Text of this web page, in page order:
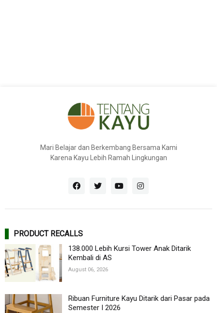
Mari Belajar dan Berkembang Bersama Kami
Karena Kayu Lebih Ramah Lingkungan
PRODUCT RECALLS
138.000 Lebih Kursi Tower Anak Ditarik
Kembali di AS
August 06, 2026
Ribuan Furniture Kayu Ditarik dari Pasar pada
Semester I 2026